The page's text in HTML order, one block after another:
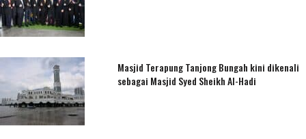
Masjid Terapung Tanjong Bungah kini dikenali
sebagai Masjid Syed Sheikh Al-Hadi